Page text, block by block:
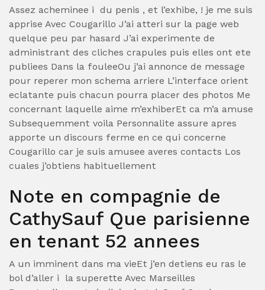
Assez acheminee i du penis , et l’exhibe, ! je me suis
apprise Avec Cougarillo J’ai atteri sur la page web
quelque peu par hasard J’ai experimente de
administrant des cliches crapules puis elles ont ete
publiees Dans la fouleeOu j’ai annonce de message
pour reperer mon schema arriere L’interface orient
eclatante puis chacun pourra placer des photos Me
concernant laquelle aime m’exhiberEt ca m’a amuse
Subsequemment voila Personnalite assure apres
apporte un discours ferme en ce qui concerne
Cougarillo car je suis amusee averes contacts Los
cuales j’obtiens habituellement
Note en compagnie de
CathySauf Que parisienne
en tenant 52 annees
A un imminent dans ma vieEt j’en detiens eu ras le
bol d’aller i la superette Avec Marseilles